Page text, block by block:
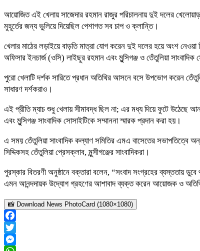
আয়োজিত এই খেলায় সাজেদার রহমান রাজুর পরিচালনায় দুই দলের
মুহূর্তের জন্য ভুলিয়ে দিয়েছিল পেশাগত সব চাপ ও ক্লান্তি।
খেলার মাঠের লড়াইয়ে বাড়তি মাত্রা যোগ করেন দুই দলের হয়ে অংশ
অফিসার ইনচার্জ (ওসি) লাইছুর রহমান এবং মুন্সিগঞ্জ ও তেঁতুলিয়া
পুরো খেলাটি দর্শক সারিতে প্রধান অতিথির আসনে বসে উপভোগ করেন
সাধারণ দর্শকরাও।
এই প্রীতি ম্যাচ শুধু খেলায় সীমাবদ্ধ ছিল না; এর মধ্য দিয়ে ফুটে উঠেছে
এবং মুন্সিগঞ্জ সাংবাদিক সোসাইটিকে সম্মাননা স্মারক প্রদান করা হয়।
এ সময় তেঁতুলিয়া সাংবাদিক কল্যাণ সমিতির এমএ বাসেতের সভাপতিত্বে
সিদ্দিকসহ তেঁতুলিয়া প্রেসক্লাব, মুন্সীগঞ্জের সাংবাদিকরা।
পুরস্কার বিতরণী অনুষ্ঠানে বক্তারা বলেন, “সংবাদ সংগ্রহের ব্যস্ততায়
এমন আনন্দদায়ক উদ্যোগ গ্রহণের আশাবাদ ব্যক্ত করেন আয়োজক ও
📸 Download News PhotoCard (1080×1080)
Facebook
Twitter